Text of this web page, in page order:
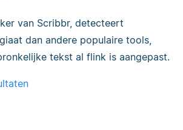
van Scribbr, detecteert
dan andere populaire tools,
tekst al flink is aangepast.